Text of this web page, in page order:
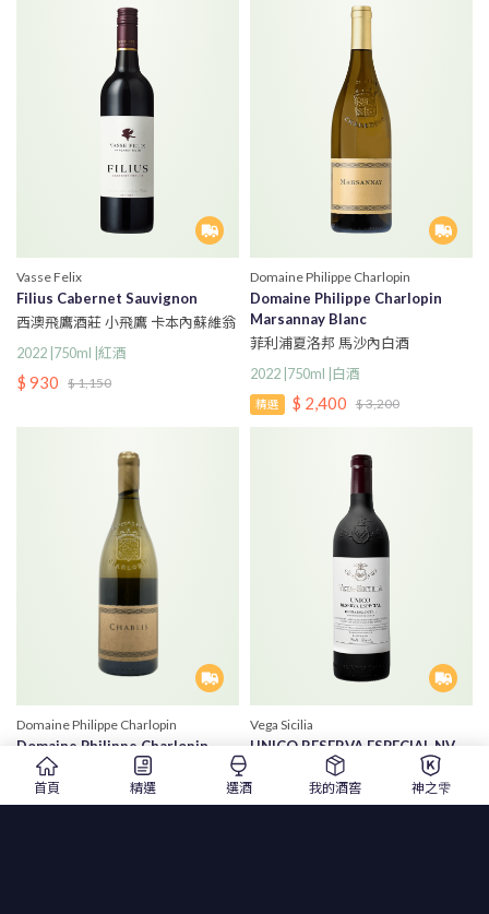
Vasse Felix
Filius Cabernet Sauvignon
西澳飛鷹酒莊 小飛鷹 卡本內蘇維翁
2022 |750ml |紅酒
$ 930 $ 1,150
Domaine Philippe Charlopin
Domaine Philippe Charlopin
Marsannay Blanc
菲利浦夏洛邦 馬沙內白酒
2022 |750ml |白酒
精選 $ 2,400 $ 3,200
Domaine Philippe Charlopin
Domaine Philippe Charlopin
Chablis
菲利浦夏洛邦 夏布利白酒
Vega Sicilia
UNICO RESERVA ESPECIAL NV
2025 Release
維嘉西西里雅酒莊 珍釀精選紅酒
首頁 精選 選酒 我的酒窖 神之雫